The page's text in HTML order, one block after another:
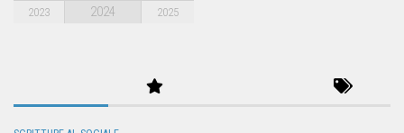
2023 2024 2025